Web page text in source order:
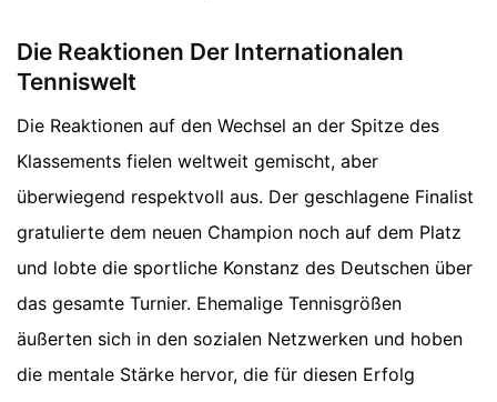
Die Reaktionen Der Internationalen
Tenniswelt
Die Reaktionen auf den Wechsel an der Spitze des
Klassements fielen weltweit gemischt, aber
überwiegend respektvoll aus. Der geschlagene Finalist
gratulierte dem neuen Champion noch auf dem Platz
und lobte die sportliche Konstanz des Deutschen über
das gesamte Turnier. Ehemalige Tennisgrößen
äußerten sich in den sozialen Netzwerken und hoben
die mentale Stärke hervor, die für diesen Erfolg